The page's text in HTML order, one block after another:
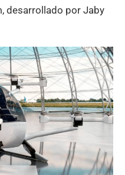
desarrollado por Jaby